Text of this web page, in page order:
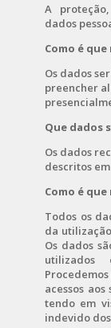
A
dados
Como é
Os dados
preencher
Que dados
Os dados
descritos
Como é
Todos os
da
Os dados
utilizados
acessos
tendo em
indevido